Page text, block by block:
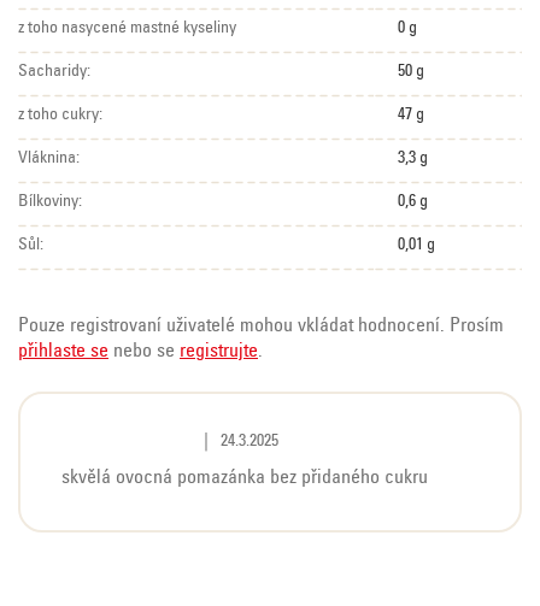
z toho nasycené mastné kyseliny 0 g
Sacharidy: 50 g
z toho cukry: 47 g
Vláknina: 3,3 g
Bílkoviny: 0,6 g
Sůl: 0,01 g
Pouze registrovaní uživatelé mohou vkládat hodnocení. Prosím
přihlaste se nebo se registrujte.
p
Hodnocení produktu je 5 z 5 hvězdiček.
24.3.2025
skvělá ovocná pomazánka bez přidaného cukru